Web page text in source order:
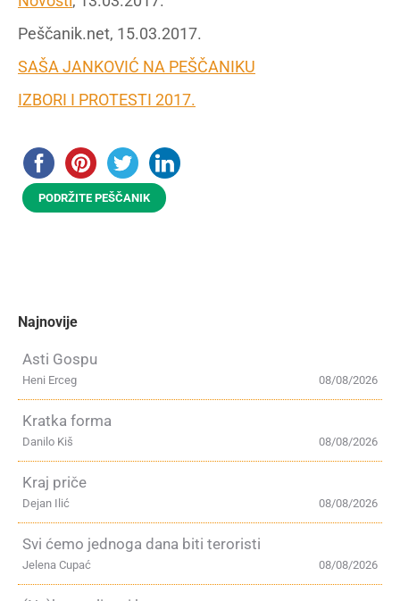
Peščanik.net, 15.03.2017.
SAŠA JANKOVIĆ NA PEŠČANIKU
IZBORI I PROTESTI 2017.
PODRŽITE PEŠČANIK
Najnovije
Asti Gospu
08/08/2026
Heni Erceg
Kratka forma
08/08/2026
Danilo Kiš
Kraj priče
08/08/2026
Dejan Ilić
Svi ćemo jednoga dana biti teroristi
08/08/2026
Jelena Cupać